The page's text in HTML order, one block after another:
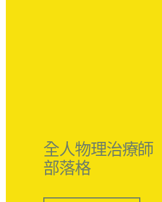
全人物理治療師
部落格